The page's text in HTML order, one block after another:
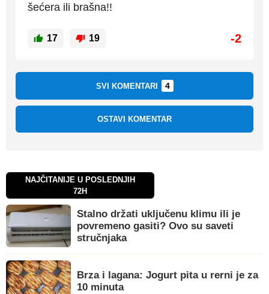
šećera ili brašna!!
17 19 -2
SVI KOMENTARI 4
OSTAVI KOMENTAR
NAJČITANIJE U POSLEDNJIH
72H
Stalno držati uključenu klimu ili je
povremeno gasiti? Ovo su saveti
stručnjaka
Brza i lagana: Jogurt pita u rerni je za
10 minuta